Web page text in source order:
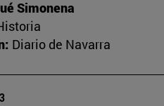
Simonena
Diario de Navarra